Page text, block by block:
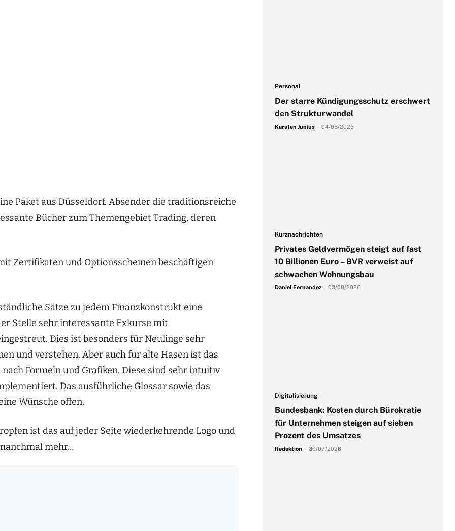
Paket aus Düsseldorf. Absender die traditionsreiche
Bücher zum Themengebiet Trading, deren
Zertifikaten und Optionsscheinen beschäftigen
Sätze zu jedem Finanzkonstrukt eine
Stelle sehr interessante Exkurse mit
Dies ist besonders für Neulinge sehr
und verstehen. Aber auch für alte Hasen ist das
Formeln und Grafiken. Diese sind sehr intuitiv
Das ausführliche Glossar sowie das
Wünsche offen.
ist das auf jeder Seite wiederkehrende Logo und
mehr…
Personal
Der starre Kündigungsschutz erschwert
den Strukturwandel
Karsten Junius 04/08/2026
Kurznachrichten
Privates Geldvermögen steigt auf fast
10 Billionen Euro – BVR verweist auf
schwachen Wohnungsbau
Daniel Fernandez 03/08/2026
Digitalisierung
Bundesbank: Kosten durch Bürokratie
für Unternehmen steigen auf sieben
Prozent des Umsatzes
Redaktion 30/07/2026